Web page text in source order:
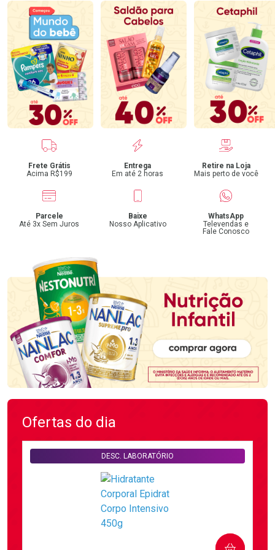
Benefícios
Frete Grátis
Acima R$199
Entrega
Em até 2 horas
Retire na Loja
Mais perto de você
Parcele
Até 3x Sem Juros
Baixe
Nosso Aplicativo
WhatsApp
Televendas e
Fale Conosco
Ofertas do dia
DESC. LABORATÓRIO
COMPRAR